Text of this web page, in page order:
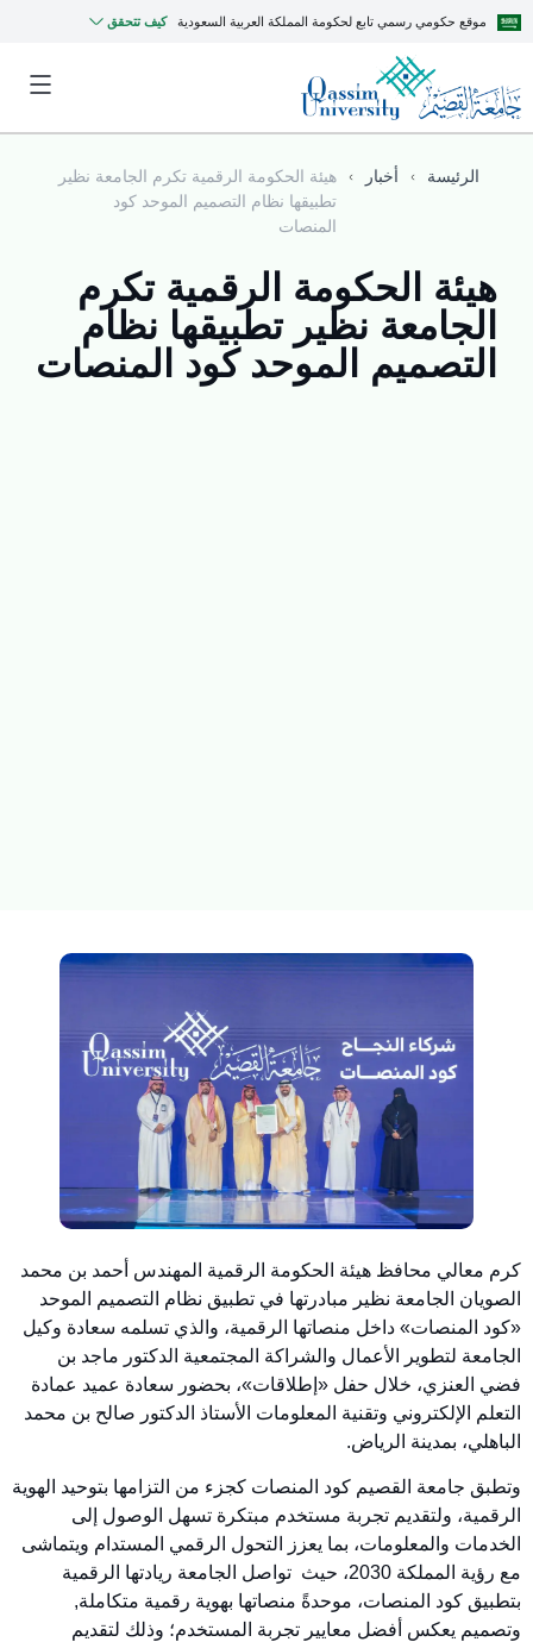
موقع حكومي رسمي تابع لحكومة المملكة العربية السعودية كيف تتحقق
الرئيسة أخبار
هيئة الحكومة الرقمية تكرم الجامعة نظير
تطبيقها نظام التصميم الموحد كود
المنصات
هيئة الحكومة الرقمية تكرم
الجامعة نظير تطبيقها نظام
التصميم الموحد كود المنصات
كرم معالي محافظ هيئة الحكومة الرقمية المهندس أحمد بن محمد
الصويان الجامعة نظير مبادرتها في تطبيق نظام التصميم الموحد
«كود المنصات» داخل منصاتها الرقمية، والذي تسلمه سعادة وكيل
الجامعة لتطوير الأعمال والشراكة المجتمعية الدكتور ماجد بن
فضي العنزي، خلال حفل «إطلاقات»، بحضور سعادة عميد عمادة
التعلم الإلكتروني وتقنية المعلومات الأستاذ الدكتور صالح بن محمد
الباهلي، بمدينة الرياض.
وتطبق جامعة القصيم‬ كود المنصات كجزء من التزامها بتوحيد الهوية
الرقمية، ولتقديم تجربة مستخدم مبتكرة تسهل الوصول إلى
الخدمات والمعلومات، بما يعزز التحول الرقمي المستدام ويتماشى
مع رؤية المملكة 2030، حيث تواصل الجامعة ريادتها الرقمية
بتطبيق كود المنصات‬، موحدةً منصاتها بهوية رقمية متكاملة,
وتصميم يعكس أفضل معايير تجربة المستخدم؛ وذلك لتقديم